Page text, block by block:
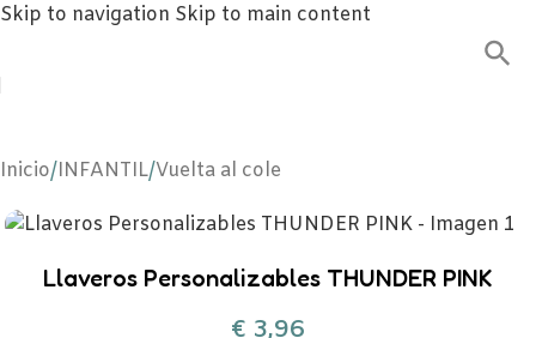
Skip to navigation Skip to main content
Inicio/INFANTIL/Vuelta al cole
Llaveros Personalizables THUNDER PINK
€ 3,96